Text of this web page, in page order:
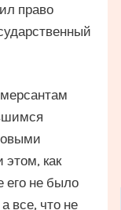
право
как
его не было
все, что не